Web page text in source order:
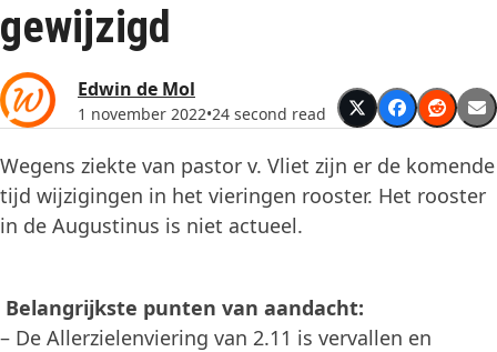
gewijzigd
Edwin de Mol
1 november 2022•24 second read
Wegens ziekte van pastor v. Vliet zijn er de komende
tijd wijzigingen in het vieringen rooster. Het rooster
in de Augustinus is niet actueel.
Belangrijkste punten van aandacht:
– De Allerzielenviering van 2.11 is vervallen en